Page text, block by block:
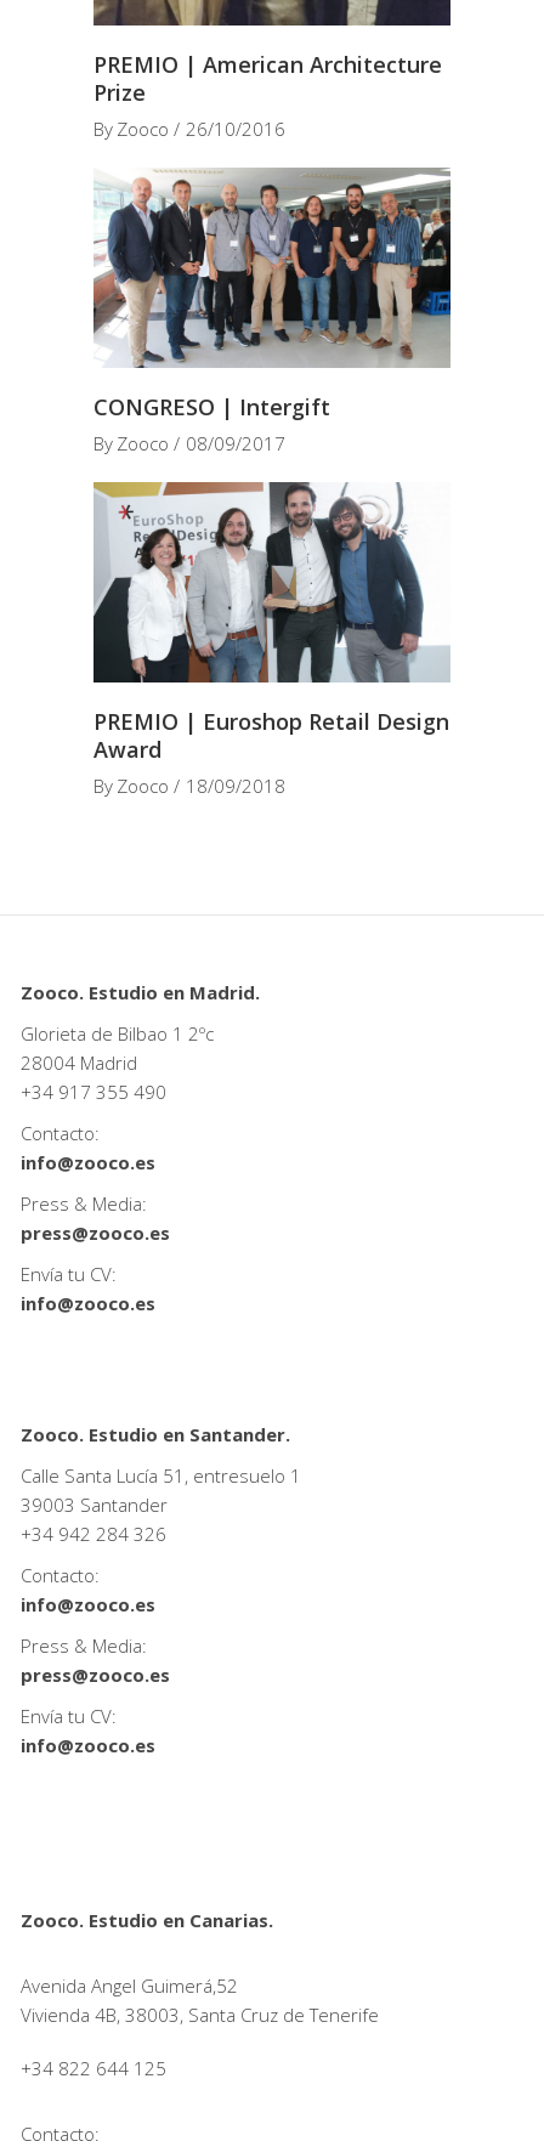
PREMIO | American Architecture
Prize
By Zooco 26/10/2016
CONGRESO | Intergift
By Zooco 08/09/2017
PREMIO | Euroshop Retail Design
Award
By Zooco 18/09/2018
Zooco. Estudio en Madrid.
Glorieta de Bilbao 1 2ºc
28004 Madrid
+34 917 355 490
Contacto:
info@zooco.es
Press & Media:
press@zooco.es
Envía tu CV:
info@zooco.es
Zooco. Estudio en Santander.
Calle Santa Lucía 51, entresuelo 1
39003 Santander
+34 942 284 326
Contacto:
info@zooco.es
Press & Media:
press@zooco.es
Envía tu CV:
info@zooco.es
Zooco. Estudio en Canarias.
Avenida Angel Guimerá,52
Vivienda 4B, 38003, Santa Cruz de Tenerife
+34 822 644 125
Contacto: